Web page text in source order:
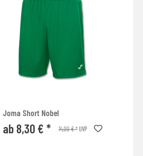
Joma Short Nobel
ab 8,30 € * 14,00 € *UVP